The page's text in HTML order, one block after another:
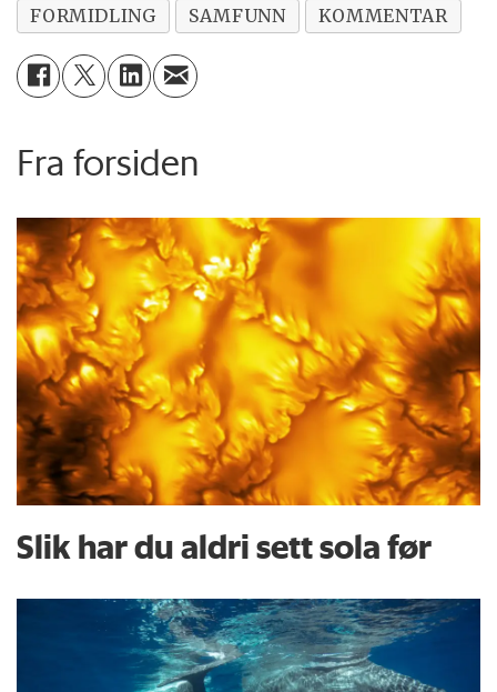
FORMIDLING
SAMFUNN KOMMENTAR
Fra forsiden
Slik har du aldri sett sola før